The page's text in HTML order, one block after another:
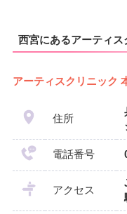
西宮にあるアーティ
アーティスクリニック
住所
電話番号
アクセス